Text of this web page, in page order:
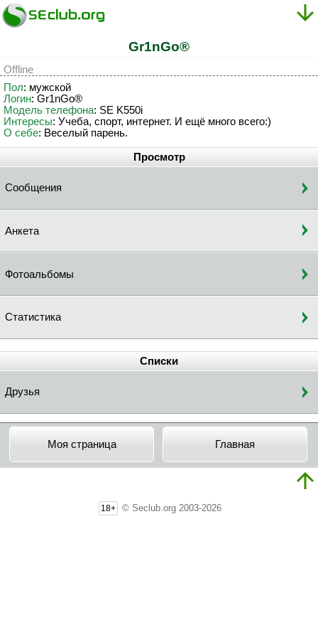
Gr1nGo®
Offline
Пол: мужской
Логин: Gr1nGo®
Модель телефона: SE K550i
Интересы: Учеба, спорт, интернет. И ещё много всего:)
О себе: Веселый парень.
Просмотр
Сообщения
Анкета
Фотоальбомы
Статистика
Списки
Друзья
Моя страница Главная
18+ © Seclub.org 2003-2026